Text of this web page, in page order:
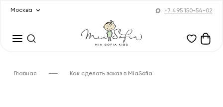
Москва +7 495 150-54-02
Главная Как сделать заказ в MiaSofia